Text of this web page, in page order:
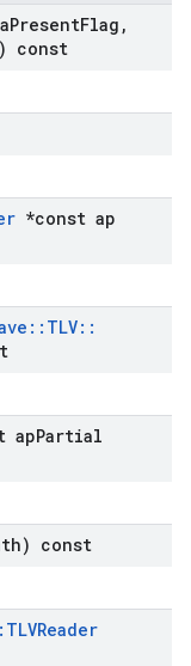
PresentFlag ,
const
*const ap
:: TLV::
apPartial
const
TLVReader